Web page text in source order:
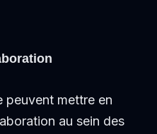
peuvent mettre en
au sein des